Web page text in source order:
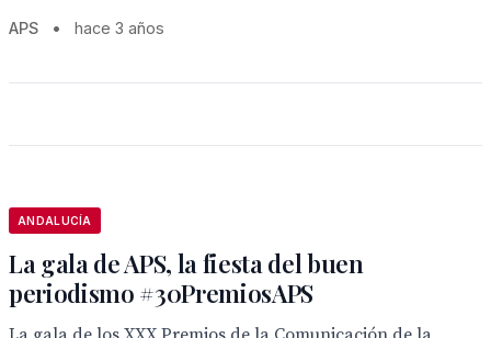
APS • hace 3 años
ANDALUCÍA
La gala de APS, la fiesta del buen
periodismo #30PremiosAPS